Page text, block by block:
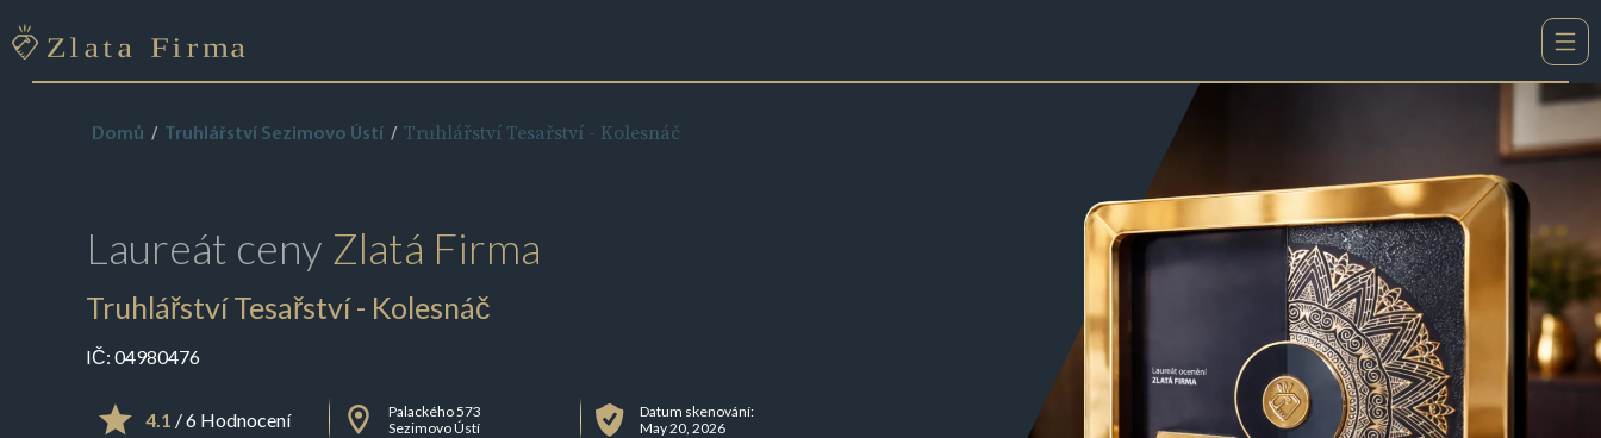
Domů Truhlářství Sezimovo Ústí Truhlářství Tesařství - Kolesnáč
Laureát ceny Zlatá Firma
Truhlářství Tesařství - Kolesnáč
IČ: 04980476
4.1 / 6 Hodnocení
Palackého 573
Sezimovo Ústí
Datum skenování:
May 20, 2026